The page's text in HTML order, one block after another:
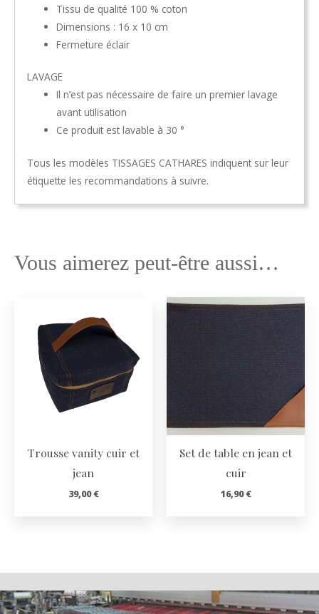
Tissu de qualité 100 % coton
Dimensions : 16 x 10 cm
Fermeture éclair
LAVAGE
Il n’est pas nécessaire de faire un premier lavage
avant utilisation
Ce produit est lavable à 30 °
Tous les modèles TISSAGES CATHARES indiquent sur leur
étiquette les recommandations à suivre.
Vous aimerez peut-être aussi…
Trousse vanity cuir et
jean
39,00€
Set de table en jean et
cuir
16,90€